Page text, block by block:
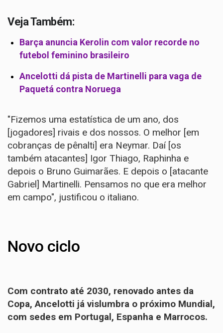
Veja Também:
Barça anuncia Kerolin com valor recorde no
futebol feminino brasileiro
Ancelotti dá pista de Martinelli para vaga de
Paquetá contra Noruega
"Fizemos uma estatística de um ano, dos
[jogadores] rivais e dos nossos. O melhor [em
cobranças de pênalti] era Neymar. Daí [os
também atacantes] Igor Thiago, Raphinha e
depois o Bruno Guimarães. E depois o [atacante
Gabriel] Martinelli. Pensamos no que era melhor
em campo", justificou o italiano.
Novo ciclo
Com contrato até 2030, renovado antes da
Copa, Ancelotti já vislumbra o próximo Mundial,
com sedes em Portugal, Espanha e Marrocos.